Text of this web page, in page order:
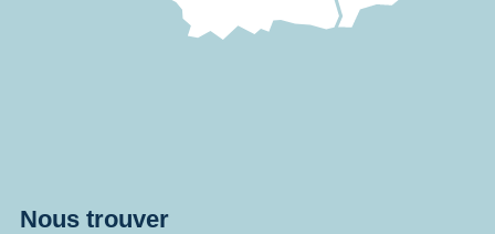
Nous trouver